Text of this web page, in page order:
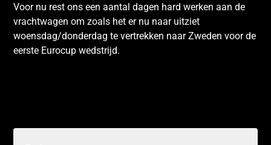
Voor nu rest ons een aantal dagen hard werken aan de
vrachtwagen om zoals het er nu naar uitziet
woensdag/donderdag te vertrekken naar Zweden voor de
eerste Eurocup wedstrijd.
navigatie